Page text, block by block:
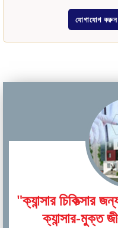
যোগাযোগ করুন
"ক্যান্সার চিকিত্সার
ক্যান্সার-মুক্ত